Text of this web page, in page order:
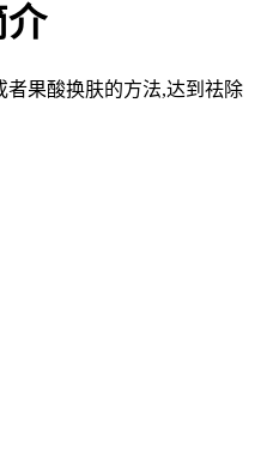
介
果酸换肤的方法,达到祛除